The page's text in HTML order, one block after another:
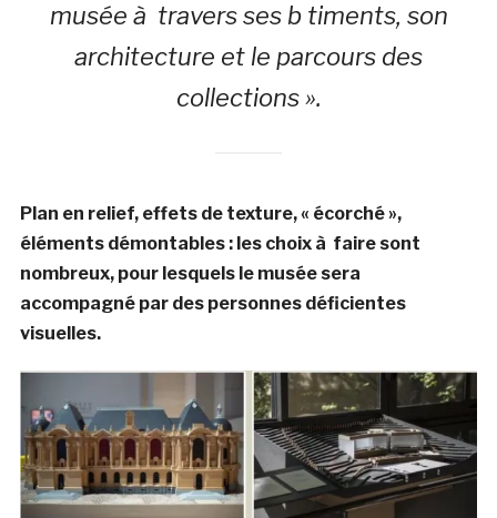
musée à travers ses b timents, son
architecture et le parcours des
collections ».
Plan en relief, effets de texture, « écorché »,
éléments démontables : les choix à faire sont
nombreux, pour lesquels le musée sera
accompagné par des personnes déficientes
visuelles.